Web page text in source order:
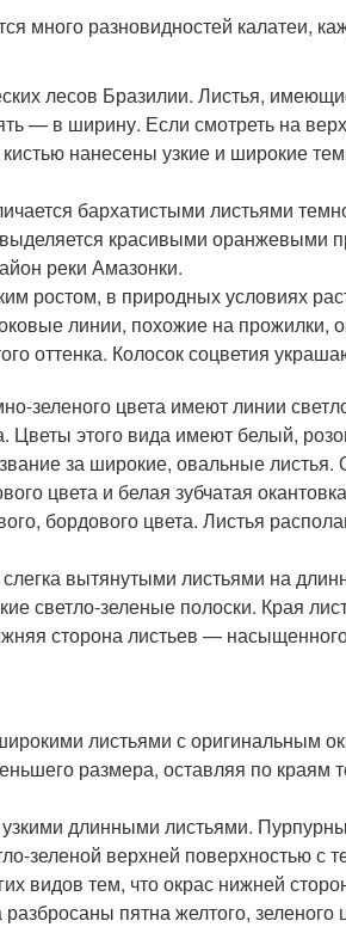
много разновидностей калатеи,
лесов Бразилии. Листья,
— в ширину. Если смотреть на
кистью нанесены узкие и широкие
бархатистыми листьями
красивыми оранжевыми
реки Амазонки.
ростом, в природных условиях
линии, похожие на прожилки,
оттенка. Колосок соцветия
зеленого цвета имеют линии
Цветы этого вида имеют белый,
за широкие, овальные листья.
цвета и белая зубчатая
бордового цвета. Листья
вытянутыми листьями на
светло-зеленые полоски. Края
сторона листьев —
листьями с оригинальным
размера, оставляя по краям
длинными листьями.
зеленой верхней поверхностью
видов тем, что окрас нижней
пятна желтого, зеленого